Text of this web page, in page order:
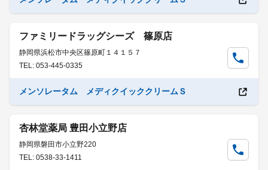
ファミリードラッグシーズ 篠原店
静岡県浜松市中央区篠原町１４１５７
TEL: 053-445-0335
メンソレータム メディクイッククリームＳ
杏林堂薬局 豊田小立野店
静岡県磐田市小立野220
TEL: 0538-33-1411